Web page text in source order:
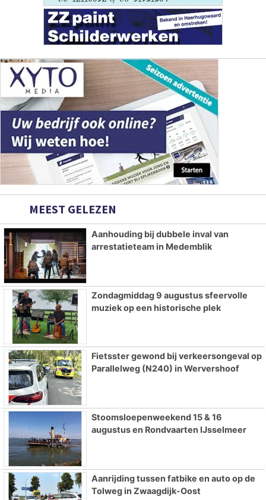
MEEST GELEZEN
Aanhouding bij dubbele inval van
arrestatieteam in Medemblik
Zondagmiddag 9 augustus sfeervolle
muziek op een historische plek
Fietsster gewond bij verkeersongeval op
Parallelweg (N240) in Wervershoof
Stoomsloepenweekend 15 & 16
augustus en Rondvaarten IJsselmeer
Aanrijding tussen fatbike en auto op de
Tolweg in Zwaagdijk-Oost